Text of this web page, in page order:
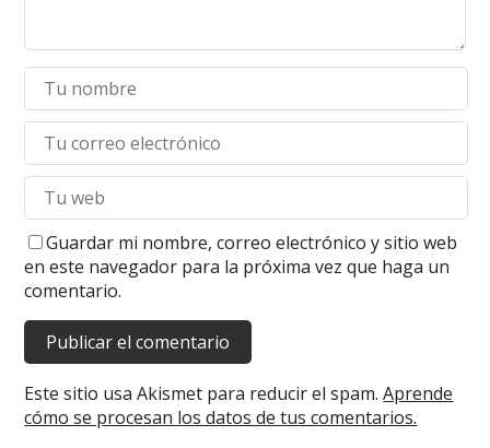
Guardar mi nombre, correo electrónico y sitio web
en este navegador para la próxima vez que haga un
comentario.
Este sitio usa Akismet para reducir el spam.Aprende
cómo se procesan los datos de tus comentarios.